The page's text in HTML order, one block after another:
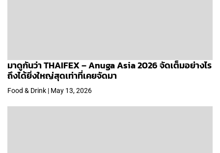
มาดูกันว่า THAIFEX – Anuga Asia 2026 จัดเต็มอย่างไร
ถึงได้ยิ่งใหญ่สุดเท่าที่เคยจัดมา
Food & Drink | May 13, 2026